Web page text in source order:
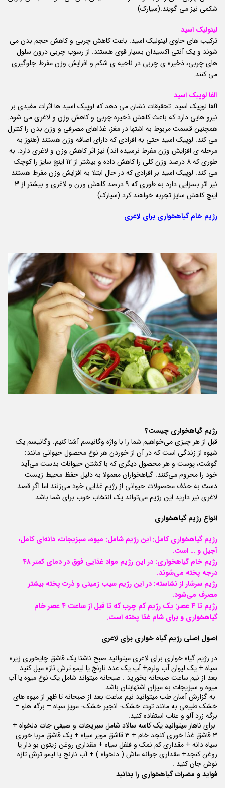
شکمی نیز می گویند.(سیارک)
لینولیک اسید
ترکیب های حاوی لینولیک اسید. باعث کاهش چربی و کاهش حجم بدن می
شوند و یک آنتی اکسیدان بسیار قوی هستند. از رسوب چربی درون سلول
های چربی، ذخیره ی چربی در ناحیه ی شکم و افزایش وزن مفرط جلوگیری
می کنند.
آلفا لوپیک اسید
آلفا لوپیک اسید. تحقیقات نشان می دهد که لوپیک اسید ها اثرات مفیدی بر
نیرو هایی دارد که باعث کاهش ذخیره چربی و کاهش وزن و لاغری می شود.
همچنین قسمت مربوط به اشتها در مغز، غذاهای مصرفی و وزن بدن را کنترل
می کند. لوپیک اسید حتی به افرادی که دارای اضافه وزن هستند (هنوز به
مرحله ی افزایش وزن مفرط نرسیده اند) نیز اثر کاهش وزن و لاغری دارد. به
طوری که 8 درصد وزن کلی را کاهش داده و بیشتر از 12 اینچ سایز را کوچک
می کند. لوپیک اسید بر افرادی که در حال ابتلا به افزایش وزن مفرط هستند
نیز اثر بسزایی دارد به طوری که 9 درصد کاهش وزن و لاغری و بیشتر از 3
اینچ کاهش سایز تجربه خواهند کرد.(سیارک)
رژیم خام گیاهخواری برای لاغری
رژیم گیاهخواری چیست؟
قبل از هر چیزی می‌خواهیم شما را با واژه وگانیسم آشنا کنیم. وگانیسم یک
شیوه از زندگی است که در آن از خوردن هر نوع محصول حیوانی مانند:
گوشت، پوست و هر محصول دیگری که با کشتن حیوانات بدست می‌آید
خود را محروم می‌کنند. گیاهخواران معمولا به دلیل حفظ محیط زیست
دست به حذف محصولات حیوانی از رژیم غذایی خود می‌زنند اما اگر قصد
لاغری نیز دارید این رژیم می‌تواند یک انتخاب خوب برای شما باشد.
انواع رژیم گیاهخواری
رژیم گیاهخواری کامل: این رژیم شامل: میوه، سبزیجات، دانه‌ای کامل،
آجیل و … است.
رژیم خام گیاهخواری: در این رژیم مواد غذایی فوق در دمای کمتر ۴۸
درجه پخته می‌شوند.
رژیم سرشار از نشاسته: در این رژیم سیب زمینی و ذرت پخته بیشتر
مصرف می‌شود.
رژیم تا ۴ عصر: یک رژیم کم چرب که تا قبل از ساعت ۴ عصر خام
گیاهخواری و برای شام غذا پخته است.
اصول اصلی رژیم گیاه خواری برای لاغری
در رژیم گیاه خواری برای لاغری میتوانید صبح ناشتا یک قاشق چایخوری زیره
سیاه + یک لیوان آب ولرم+ آب یک عدد نارنج یا لیمو ترش تازه میل کنید .
بعد از نیم ساعت صبحانه بخورید . صبحانه میتواند شامل یک نوع میوه یا آب
میوه و سبزیجات به میزان اشتهایتان باشد.
به گزارش آسان طب میتوانید نیم ساعت بعد از صبحانه تا ظهر از میوه های
خشک طبیعی به مانند توت خشک- انجیر خشک- مویز سیاه – برگه هلو –
برگه زرد آلو و عناب استفاده کنید.
برای ناهار میتوانید یک کاسه سالاد شامل سبزیجات و صیفی جات دلخواه +
3 قاشق غذا خوری کنجد خام + 3 قاشق مویز سیاه + یک قاشق مربا خوری
سیاه دانه + مقداری کم نمک و فلفل سیاه + مقداری روغن زیتون بو دار یا
روغن کنجد+ مقداری جوانه ماش ( دلخواه ) + آب نارنج یا لیمو ترش تازه
نوش جان کنید .
فواید و مضرات گیاهخواری را بدانید